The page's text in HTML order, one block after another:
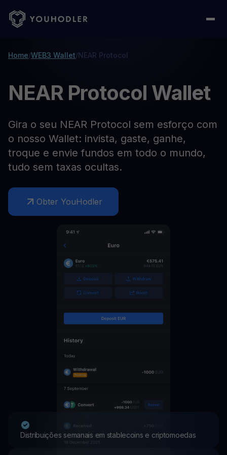
Home/WEB3 Wallet/NEAR Protocol
NEAR Protocol Wallet
Gira o seu NEAR Protocol sem esforço com
o nosso Wallet: invista, gaste, ganhe,
troque e envie fundos em todo o mundo,
tudo sem taxas ocultas.
Obter YouHodler
Distribuições semanais em stablecoins e criptomoedas